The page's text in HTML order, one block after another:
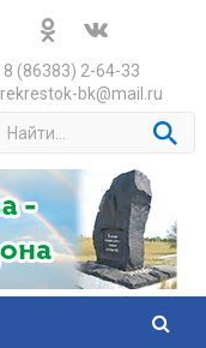
8 (86383) 2-64-33
bk@mail.ru